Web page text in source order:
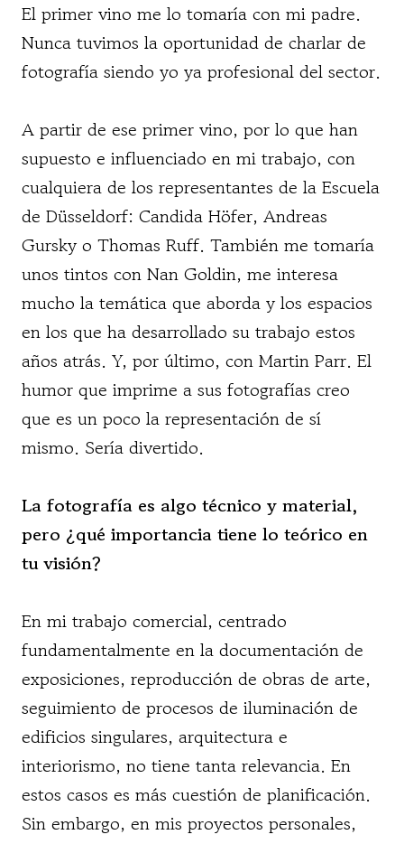
El primer vino me lo tomaría con mi padre.
Nunca tuvimos la oportunidad de charlar de
fotografía siendo yo ya profesional del sector.
A partir de ese primer vino, por lo que han
supuesto e influenciado en mi trabajo, con
cualquiera de los representantes de la Escuela
de Düsseldorf: Candida Höfer, Andreas
Gursky o Thomas Ruff. También me tomaría
unos tintos con Nan Goldin, me interesa
mucho la temática que aborda y los espacios
en los que ha desarrollado su trabajo estos
años atrás. Y, por último, con Martin Parr. El
humor que imprime a sus fotografías creo
que es un poco la representación de sí
mismo. Sería divertido.
La fotografía es algo técnico y material,
pero ¿qué importancia tiene lo teórico en
tu visión?
En mi trabajo comercial, centrado
fundamentalmente en la documentación de
exposiciones, reproducción de obras de arte,
seguimiento de procesos de iluminación de
edificios singulares, arquitectura e
interiorismo, no tiene tanta relevancia. En
estos casos es más cuestión de planificación.
Sin embargo, en mis proyectos personales,